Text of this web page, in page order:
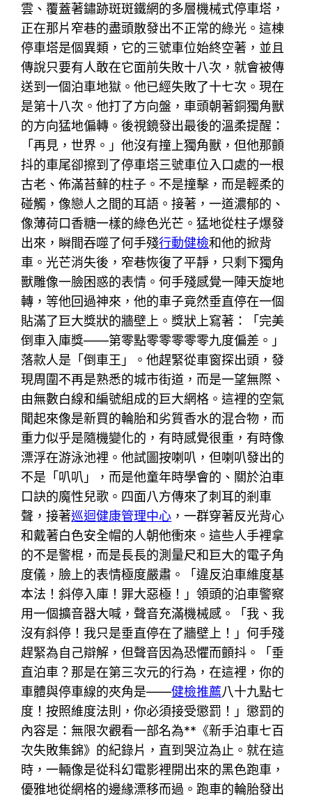
雲、覆蓋著鏽跡斑斑鐵網的多層機械式停車塔，
正在那片窄巷的盡頭散發出不正常的綠光。這棟
停車塔是個異類，它的三號車位始終空著，並且
傳說只要有人敢在它面前失敗十八次，就會被傳
送到一個泊車地獄。他已經失敗了十七次。現在
是第十八次。他打了方向盤，車頭朝著銅獨角獸
的方向猛地偏轉。後視鏡發出最後的溫柔提醒：
「再見，世界。」他沒有撞上獨角獸，但他那顫
抖的車尾卻擦到了停車塔三號車位入口處的一根
古老、佈滿苔蘚的柱子。不是撞擊，而是輕柔的
碰觸，像戀人之間的耳語。接著，一道濃郁的、
像薄荷口香糖一樣的綠色光芒。猛地從柱子爆發
出來，瞬間吞噬了何手殘行動健檢和他的掀背
車。光芒消失後，窄巷恢復了平靜，只剩下獨角
獸雕像一臉困惑的表情。何手殘感覺一陣天旋地
轉，等他回過神來，他的車子竟然垂直停在一個
貼滿了巨大獎狀的牆壁上。獎狀上寫著：「完美
倒車入庫獎——第零點零零零零零九度偏差。」
落款人是「倒車王」。他趕緊從車窗探出頭，發
現周圍不再是熟悉的城市街道，而是一望無際、
由無數白線和編號組成的巨大網格。這裡的空氣
聞起來像是新買的輪胎和劣質香水的混合物，而
重力似乎是隨機變化的，有時感覺很重，有時像
漂浮在游泳池裡。他試圖按喇叭，但喇叭發出的
不是「叭叭」，而是他童年時學會的、關於泊車
口訣的魔性兒歌。四面八方傳來了刺耳的剎車
聲，接著巡迴健康管理中心 ，一群穿著反光背心
和戴著白色安全帽的人朝他衝來。這些人手裡拿
的不是警棍，而是長長的測量尺和巨大的電子角
度儀，臉上的表情極度嚴肅。「違反泊車維度基
本法！斜停入庫！罪大惡極！」領頭的泊車警察
用一個擴音器大喊，聲音充滿機械感。「我、我
沒有斜停！我只是垂直停在了牆壁上！」何手殘
趕緊為自己辯解，但聲音因為恐懼而顫抖。「垂
直泊車？那是在第三次元的行為，在這裡，你的
車體與停車線的夾角是——健檢推薦八十九點七
度！按照維度法則，你必須接受懲罰！」懲罰的
內容是：無限次觀看一部名為**《新手泊車七百
次失敗集錦》的紀錄片，直到哭泣為止。就在這
時，一輛像是從科幻電影裡開出來的黑色跑車，
優雅地從網格的邊緣漂移而過。跑車的輪胎發出